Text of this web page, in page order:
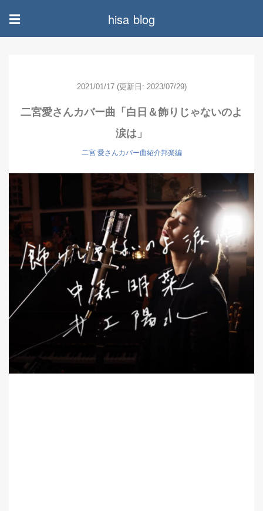
☰ hisa blog
2021/01/17 (更新日: 2023/07/29)
二宮愛さんカバー曲「白日＆飾りじゃないのよ
涙は」
二宮 愛さんカバー曲紹介邦楽編